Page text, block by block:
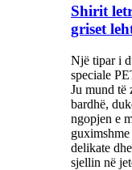
Shirit
griset
Një tipar i
speciale
Ju mund të
bardhë,
ngopjen e
delikate
sjellin në